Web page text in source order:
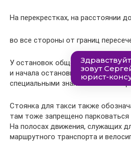
На перекрестках, на расстоянии
во все стороны от границ
У остановок общественного
и начала остановки. Как правило,
специальными знаками и желтой
Стоянка для такси также
там тоже запрещено парковаться
На полосах движения, служащих
маршрутного транспорта и